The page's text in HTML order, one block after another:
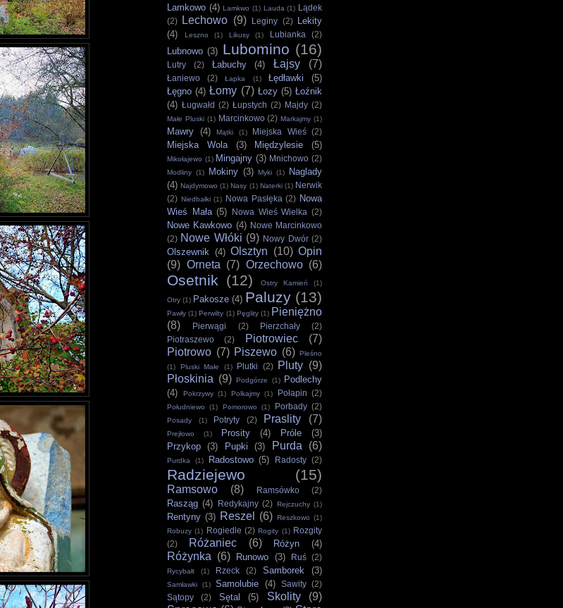
Lamkowo (4) Lamkwo (1) Lauda (1) Lądek
(2)
Lechowo (9) Leginy (2) Lekity
(4)
Leszno (1) Likusy (1) Lubianka (2)
Lubnowo (3) Lubomino (16)
Lutry (2) Łabuchy (4) Łajsy (7)
Łaniewo (2) Łapka (1) Łędławki
(5)
Łęgno (4) Łomy (7) Łozy (5) Łoźnik
(4) Ługwałd (2) Łupstych (2) Majdy (2)
Małe Pluski (1) Marcinkowo (2) Markajmy (1)
Mawry (4) Mątki (1) Miejska Wieś (2)
Miejska Wola (3) Międzylesie (5)
Mikołajewo (1) Mingajny (3) Mnichowo (2)
Modliny (1) Mokiny (3) Myki (1)
Naglady
(4) Najdymowo (1) Nasy (1) Naterki (1) Nerwik
(2) Niedbałki (1) Nowa Pasłęka (2) Nowa
Wieś Mała (5) Nowa Wieś Wielka (2)
Nowe Kawkowo (4) Nowe Marcinkowo
(2) Nowe Włóki (9) Nowy Dwór (2)
Olszewnik (4) Olsztyn (10) Opin
(9) Orneta (7) Orzechowo (6)
Osetnik (12) Ostry Kamień (1)
Otry (1) Pakosze (4) Paluzy (13)
Pawły (1) Perwilty (1) Pęglity (1) Pieniężno
(8)
Pierwągi (2) Pierzchały
(2)
Piotraszewo
(2) Piotrowiec
(7)
Piotrowo (7) Piszewo (6) Pleśno
(1)
Pluski Małe (1) Plutki (2) Pluty (9)
Płoskinia (9) Podgórze (1) Podlechy
(4)
Pokrzywy (1) Polkajmy (1) Połapin (2)
Południewo (1) Pomorowo (1) Porbady (2)
Posady (1) Potryty (2) Praslity (7)
Prejłowo (1) Prosity (4) Próle
(3)
Przykop
(3) Pupki (3) Purda (6)
Purdka (1) Radostowo (5) Radosty (2)
Radziejewo (15)
Ramsowo (8) Ramsówko (2)
Rasząg (4) Redykajny (2) Rejczuchy (1)
Rentyny (3) Reszel (6) Reszkowo (1)
Robuzy (1) Rogiedle (2) Rogity (1) Rozgity
(2)
Różaniec (6) Różyn (4)
Różynka (6) Runowo (3) Ruś (2)
Rycybałt (1) Rzeck (2) Samborek (3)
Samławki (1) Samolubie (4) Sawity (2)
Sątopy
(2) Sętal (5) Skolity
(9)